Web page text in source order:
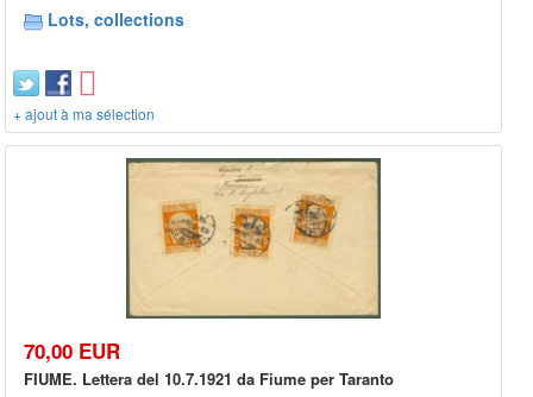
Lots, collections
+ ajout à ma sélection
70,00 EUR
FIUME. Lettera del 10.7.1921 da Fiume per Taranto